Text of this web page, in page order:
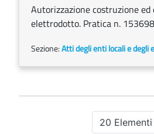
Autorizzazione costruzione ed
elettrodotto. Pratica n.
Sezione:Atti degli enti locali e degli
20 Elementi
Per